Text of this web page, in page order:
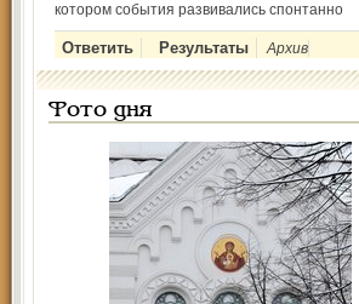
котором события развивались спонтанно
Архив
Фото дня